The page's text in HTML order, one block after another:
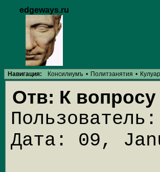
edgeways.ru
Навигация: Консилиумъ • Политзанятия •
Отв: К вопросу
Пользователь:
Дата: 09,